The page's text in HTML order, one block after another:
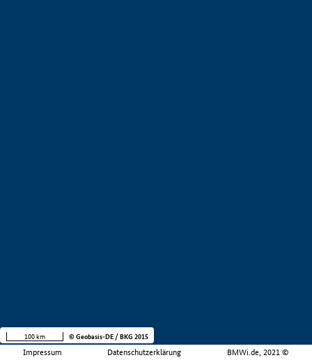
Impressum Datenschutzerklärung BMWi.de, 2021 ©
100 km © Geobasis-DE / BKG 2015